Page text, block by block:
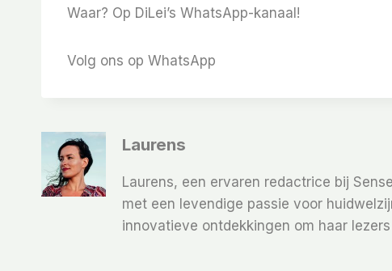
Waar? Op DiLei’s WhatsApp-kanaal!
Volg ons op WhatsApp
Laurens
Laurens, een ervaren redactrice bij
met een levendige passie voor
innovatieve ontdekkingen om haar